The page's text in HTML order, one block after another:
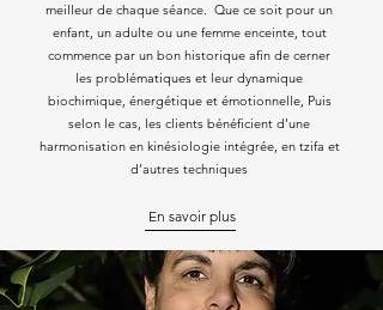
meilleur de chaque séance. Que ce soit pour un
enfant, un adulte ou une femme enceinte, tout
commence par un bon historique afin de cerner
les problématiques et leur dynamique
biochimique, énergétique et émotionnelle, Puis
selon le cas, les clients bénéficient d’une
harmonisation en kinésiologie intégrée, en tzifa et
d’autres techniques
En savoir plus